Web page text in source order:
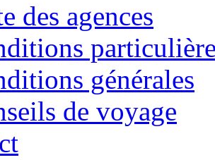
des agences
générales
de voyage